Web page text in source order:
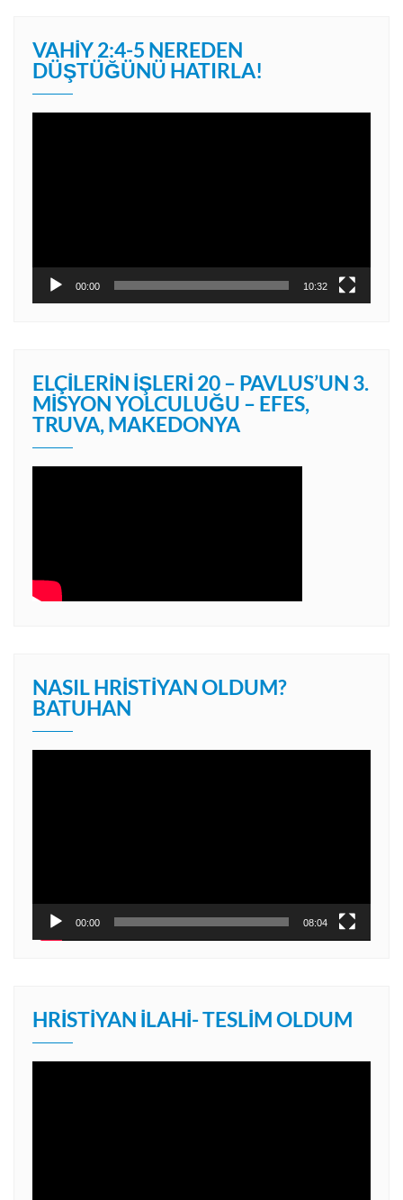
VAHIY 2:4-5 NEREDEN
DÜŞTÜĞÜNÜ HATIRLA!
00:00 10:32
ELÇILERIN İŞLERI 20 – PAVLUS’UN 3.
MISYON YOLCULUĞU – EFES,
TRUVA, MAKEDONYA
NASIL HRISTIYAN OLDUM?
BATUHAN
00:00 08:04
HRISTIYAN İLAHI- TESLIM OLDUM